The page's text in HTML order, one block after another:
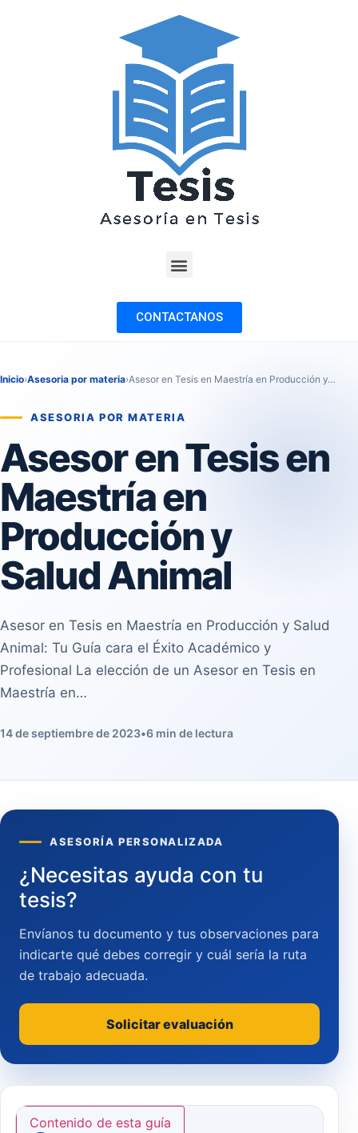
CONTACTANOS
Inicio›Asesoria por materia›Asesor en Tesis en Maestría en Producción y…
ASESORIA POR MATERIA
Asesor en Tesis en
Maestría en
Producción y
Salud Animal
Asesor en Tesis en Maestría en Producción y Salud
Animal: Tu Guía cara el Éxito Académico y
Profesional La elección de un Asesor en Tesis en
Maestría en…
14 de septiembre de 2023•6 min de lectura
Contenido de esta guía
ASESORÍA PERSONALIZADA
¿Necesitas ayuda con tu
tesis?
Envíanos tu documento y tus observaciones para
indicarte qué debes corregir y cuál sería la ruta
de trabajo adecuada.
Solicitar evaluación